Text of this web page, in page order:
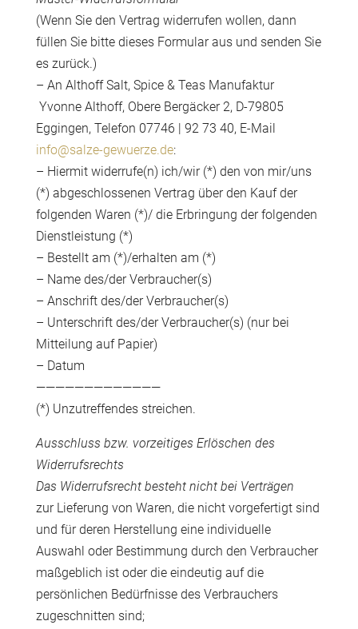
(Wenn Sie den Vertrag widerrufen wollen, dann
füllen Sie bitte dieses Formular aus und senden Sie
es zurück.)
– An Althoff Salt, Spice & Teas Manufaktur
Yvonne Althoff, Obere Bergäcker 2, D-79805
Eggingen, Telefon 07746 | 92 73 40, E-Mail
info@salze-gewuerze.de:
– Hiermit widerrufe(n) ich/wir (*) den von mir/uns
(*) abgeschlossenen Vertrag über den Kauf der
folgenden Waren (*)/ die Erbringung der folgenden
Dienstleistung (*)
– Bestellt am (*)/erhalten am (*)
– Name des/der Verbraucher(s)
– Anschrift des/der Verbraucher(s)
– Unterschrift des/der Verbraucher(s) (nur bei
Mitteilung auf Papier)
– Datum
—————————————
(*) Unzutreffendes streichen.
Ausschluss bzw. vorzeitiges Erlöschen des
Widerrufsrechts
Das Widerrufsrecht besteht nicht bei Verträgen
zur Lieferung von Waren, die nicht vorgefertigt sind
und für deren Herstellung eine individuelle
Auswahl oder Bestimmung durch den Verbraucher
maßgeblich ist oder die eindeutig auf die
persönlichen Bedürfnisse des Verbrauchers
zugeschnitten sind;